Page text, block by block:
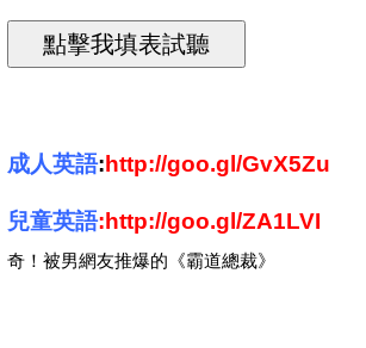
成人英語:http://goo.gl/GvX5Zu
兒童英語:http://goo.gl/ZA1LVI
奇！被男網友推爆的《霸道總裁》